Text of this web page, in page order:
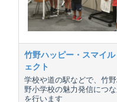
竹野ハッピー・スマイ
ェクト
学校や道の駅などで、竹
野小学校の魅力発信につ
を行います